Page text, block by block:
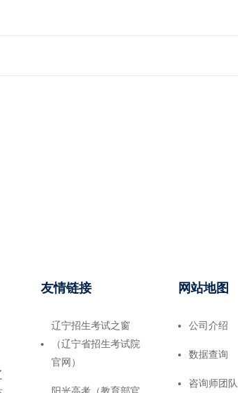
友情链接
辽宁招生考试之窗
（辽宁省招生考试院
官网）
网站地图
公司介绍
数据查询
咨询师团队